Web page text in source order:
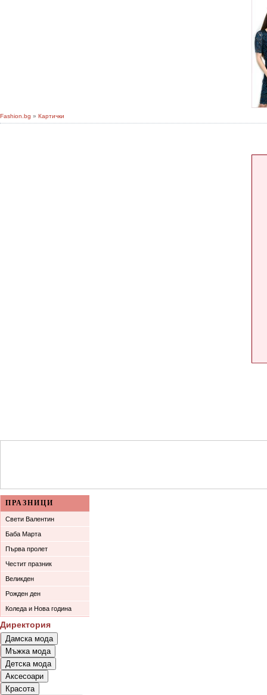
Fashion.bg » Картички
ПРАЗНИЦИ
Свети Валентин
Баба Марта
Първа пролет
Честит празник
Великден
Рожден ден
Коледа и Нова година
Директория
Дамска мода
Връхни облекла
Официални облекла
Булчински рокли
Мъжка мода
Връхни облекла
Официални облекла
Детска мода
Детски дрехи
Бебешки дрехи
Аксесоари
Бижута
Красота